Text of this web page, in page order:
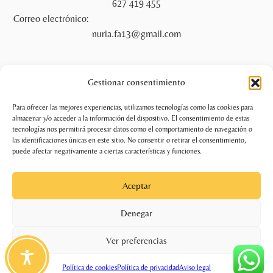
Gestionar consentimiento
Para ofrecer las mejores experiencias, utilizamos tecnologías como las cookies para
almacenar y/o acceder a la información del dispositivo. El consentimiento de estas
tecnologías nos permitirá procesar datos como el comportamiento de navegación o
las identificaciones únicas en este sitio. No consentir o retirar el consentimiento,
puede afectar negativamente a ciertas características y funciones.
Aceptar
Denegar
Ver preferencias
Política de cookiesPolítica de privacidadAviso legal
627 419 455
Correo electrónico:
nuria.fa13@gmail.com
Aviso legal
Política de privacidad
Política de cookies (UE)